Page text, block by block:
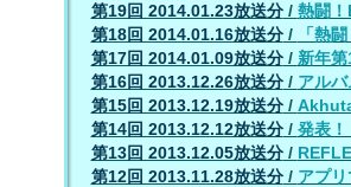
第19回 2014.01.23放送分/ 熱闘！
第18回 2014.01.16放送分/
「熱
第17回 2014.01.09放送分/ 新年第
第16回 2013.12.26放送分/ アル
第15回 2013.12.19放送分/
第14回 2013.12.12放送分/ 発表！
第13回 2013.12.05放送分/
第12回 2013.11.28放送分/ アプ